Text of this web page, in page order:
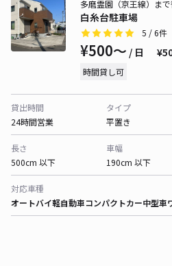
白糸台駐車場
多磨霊園（京王線）ま
5 / 6件
¥500〜 / 日
時間貸し可
貸出時間
24時間営業
タイプ
平置き
長さ
500cm 以下
車幅
190cm 以下
対応車種
オートバイ軽自動車コンパクトカー中型車